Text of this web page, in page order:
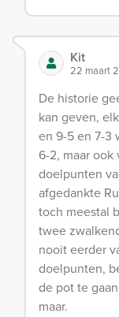
Kit
22 maart
De historie
kan geven,
en 9-5 en 7-3
6-2, maar
doelpunten
afgedankte
toch meestal
twee
nooit eerder
doelpunten,
de pot te
maar.